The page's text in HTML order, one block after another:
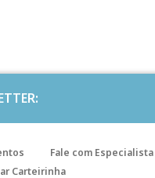
Fale com Especialista
Carteirinha